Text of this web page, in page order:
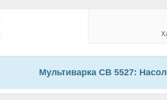
Мультиварка СВ 5527: